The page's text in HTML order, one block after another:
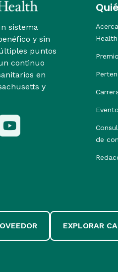
sistema
y sin
puntos
continuo
en
y
Health
de
EXPLORAR